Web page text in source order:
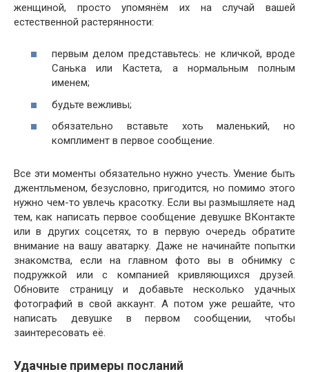
женщиной, просто упомянём их на случай вашей
естественной растерянности:
первым делом представьтесь: не кличкой, вроде
Санька или Кастета, а нормальным полным
именем;
будьте вежливы;
обязательно вставьте хоть маленький, но
комплимент в первое сообщение.
Все эти моменты обязательно нужно учесть. Умение быть
джентльменом, безусловно, пригодится, но помимо этого
нужно чем-то увлечь красотку. Если вы размышляете над
тем, как написать первое сообщение девушке ВКонтакте
или в других соцсетях, то в первую очередь обратите
внимание на вашу аватарку. Даже не начинайте попытки
знакомства, если на главном фото вы в обнимку с
подружкой или с компанией кривляющихся друзей.
Обновите страницу и добавьте несколько удачных
фотографий в свой аккаунт. А потом уже решайте, что
написать девушке в первом сообщении, чтобы
заинтересовать её.
Удачные примеры посланий